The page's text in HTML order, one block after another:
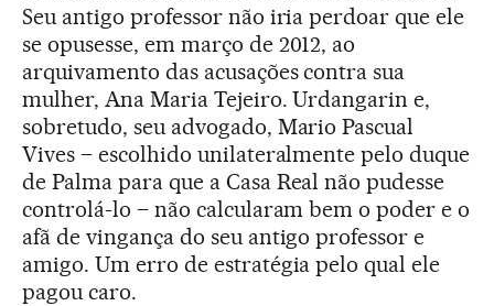
Seu antigo professor não iria perdoar que ele
se opusesse, em março de 2012, ao
arquivamento das acusações contra sua
mulher, Ana Maria Tejeiro. Urdangarin e,
sobretudo, seu advogado, Mario Pascual
Vives – escolhido unilateralmente pelo duque
de Palma para que a Casa Real não pudesse
controlá-lo – não calcularam bem o poder e o
afã de vingança do seu antigo professor e
amigo. Um erro de estratégia pelo qual ele
pagou caro.